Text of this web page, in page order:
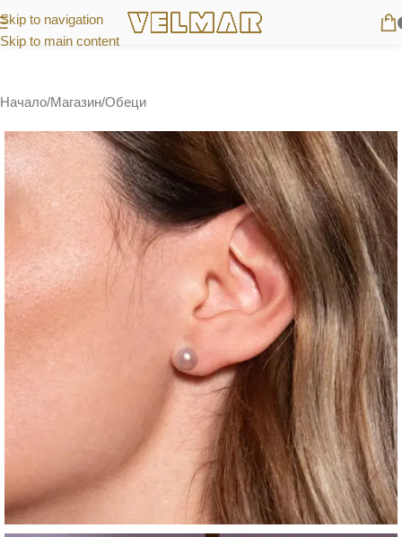
Skip to navigation
Skip to main content
Начало/Магазин/Обеци